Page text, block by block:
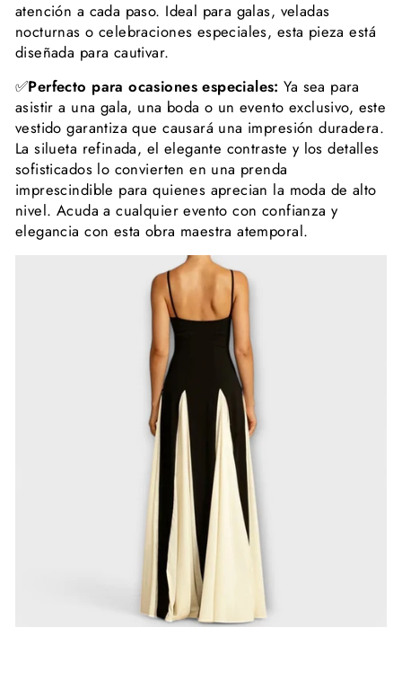
atención a cada paso. Ideal para galas, veladas
nocturnas o celebraciones especiales, esta pieza está
diseñada para cautivar.
✅Perfecto para ocasiones especiales:Ya sea para
asistir a una gala, una boda o un evento exclusivo, este
vestido garantiza que causará una impresión duradera.
La silueta refinada, el elegante contraste y los detalles
sofisticados lo convierten en una prenda
imprescindible para quienes aprecian la moda de alto
nivel. Acuda a cualquier evento con confianza y
elegancia con esta obra maestra atemporal.